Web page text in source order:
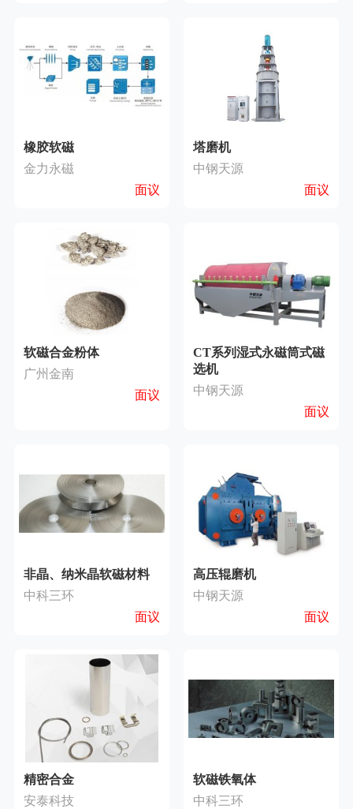
橡胶软磁
金力永磁
面议
塔磨机
中钢天源
面议
软磁合金粉体
广州金南
面议
CT系列湿式永磁筒式磁
选机
中钢天源
面议
非晶、纳米晶软磁材料
中科三环
面议
高压辊磨机
中钢天源
面议
精密合金
安泰科技
软磁铁氧体
中科三环